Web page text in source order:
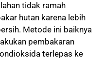
tidak ramah
hutan karena lebih
Metode ini baiknya
pembakaran
terlepas ke